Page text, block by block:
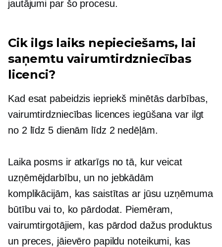
jautājumi par šo procesu.
Cik ilgs laiks nepieciešams, lai
saņemtu vairumtirdzniecības
licenci?
Kad esat pabeidzis iepriekš minētās darbības,
vairumtirdzniecības licences iegūšana var ilgt
no 2 līdz 5 dienām līdz 2 nedēļām.
Laika posms ir atkarīgs no tā, kur veicat
uzņēmējdarbību, un no jebkādām
komplikācijām, kas saistītas ar jūsu uzņēmuma
būtību vai to, ko pārdodat. Piemēram,
vairumtirgotājiem, kas pārdod dažus produktus
un preces, jāievēro papildu noteikumi, kas